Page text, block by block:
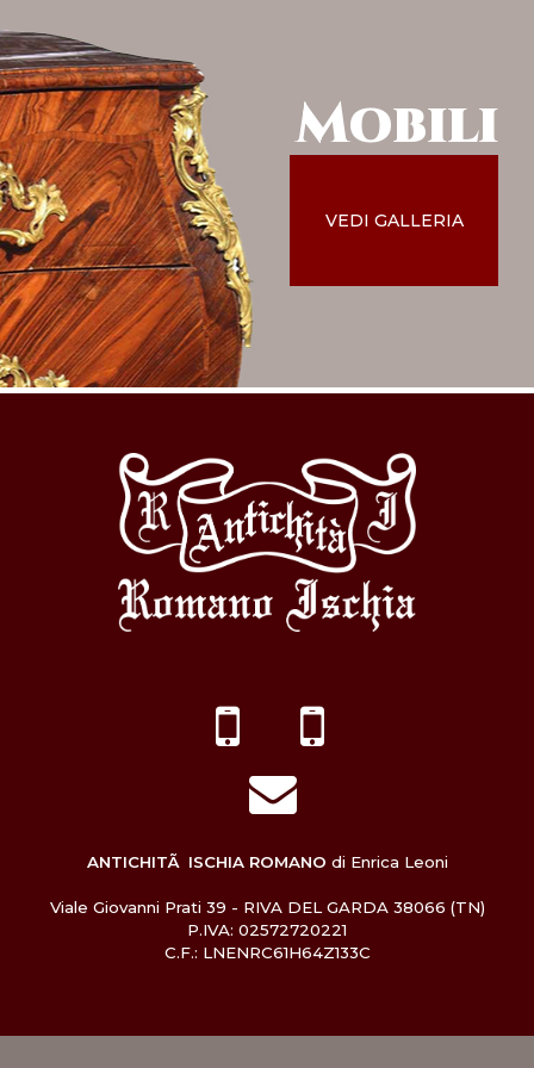
Mobili
VEDI GALLERIA
ANTICHITÃ ISCHIA ROMANO di Enrica Leoni
Viale Giovanni Prati 39 - RIVA DEL GARDA 38066 (TN)
P.IVA: 02572720221
C.F.: LNENRC61H64Z133C